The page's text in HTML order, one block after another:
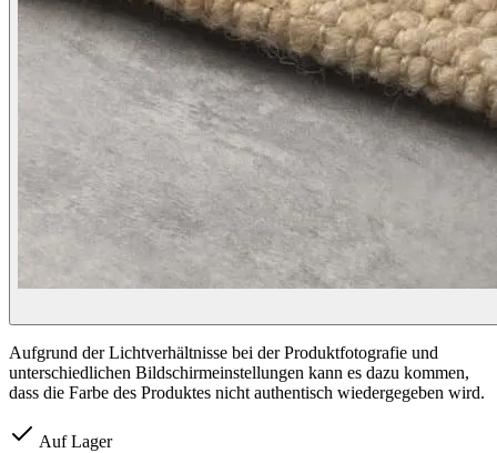
Aufgrund der Lichtverhältnisse bei der Produktfotografie und
unterschiedlichen Bildschirmeinstellungen kann es dazu kommen,
dass die Farbe des Produktes nicht authentisch wiedergegeben wird.
Auf Lager